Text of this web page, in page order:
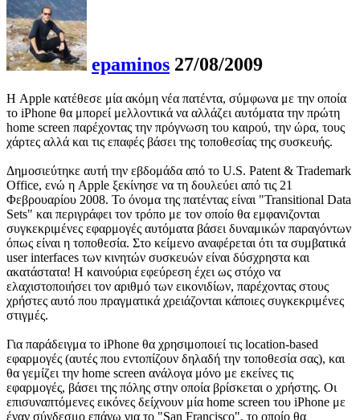
epaminos 27/08/2009
Η Apple κατέθεσε μία ακόμη νέα πατέντα, σύμφωνα με την οποία
το iPhone θα μπορεί μελλοντικά να αλλάζει αυτόματα την πρώτη
home screen παρέχοντας την πρόγνωση του καιρού, την ώρα, τους
χάρτες αλλά και τις επαφές βάσει της τοποθεσίας της συσκευής.
Δημοσιεύτηκε αυτή την εβδομάδα από το U.S. Patent & Trademark
Office, ενώ η Apple ξεκίνησε να τη δουλεύει από τις 21
Φεβρουαρίου 2008. Το όνομα της πατέντας είναι "Transitional Data
Sets" και περιγράφει τον τρόπο με τον οποίο θα εμφανιζονται
συγκεκριμένες εφαρμογές αυτόματα βάσει δυναμικών παραγόντων
όπως είναι η τοποθεσία. Στο κείμενο αναφέρεται ότι τα συμβατικά
user interfaces των κινητών συσκευών είναι δύσχρηστα και
ακατάστατα! Η καινούρια εφεύρεση έχει ως στόχο να
ελαχιστοποιήσει τον αριθμό των εικονιδίων, παρέχοντας στους
χρήστες αυτό που πραγματικά χρειάζονται κάποιες συγκεκριμένες
στιγμές.
Για παράδειγμα το iPhone θα χρησιμοποιεί τις location-based
εφαρμογές (αυτές που εντοπίζουν δηλαδή την τοποθεσία σας), και
θα γεμίζει την home screen ανάλογα μόνο με εκείνες τις
εφαρμογές, βάσει της πόλης στην οποία βρίσκεται ο χρήστης. Οι
επισυναπτόμενες εικόνες δείχνουν μία home screen του iPhone με
έναν σύνδεσμο επάνω για το "San Francisco", το οποίο θα